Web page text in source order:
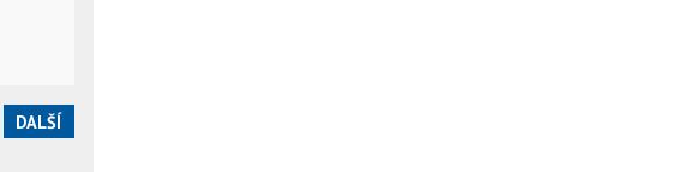
DALŠÍ